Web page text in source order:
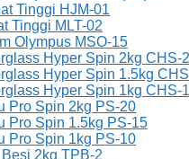
Tinggi HJM-01
Tinggi MLT-02
Olympus MSO-15
Hyper Spin 2kg CHS-
Hyper Spin 1.5kg
Hyper Spin 1kg CHS-
Pro Spin 2kg PS-20
Pro Spin 1.5kg PS-15
Pro Spin 1kg PS-10
2kg TPB-2